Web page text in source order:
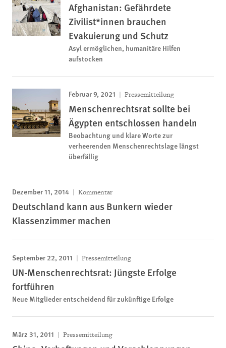
Afghanistan: Gefährdete
Zivilist*innen brauchen
Evakuierung und Schutz
Asyl ermöglichen, humanitäre Hilfen
aufstocken
Februar 9, 2021 Pressemitteilung
Menschenrechtsrat sollte bei
Ägypten entschlossen handeln
Beobachtung und klare Worte zur
verheerenden Menschenrechtslage längst
überfällig
Dezember 11, 2014 Kommentar
Deutschland kann aus Bunkern wieder
Klassenzimmer machen
September 22, 2011 Pressemitteilung
UN-Menschenrechtsrat: Jüngste Erfolge
fortführen
Neue Mitglieder entscheidend für zukünftige Erfolge
März 31, 2011 Pressemitteilung